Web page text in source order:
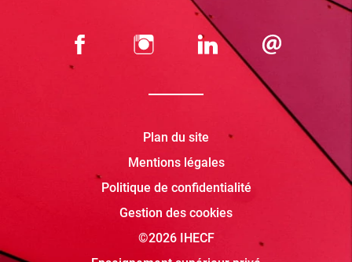
Plan du site
Mentions légales
Politique de confidentialité
Gestion des cookies
©2026 IHECF